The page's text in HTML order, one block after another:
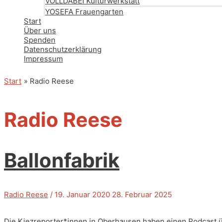
YOSEFA Frauengarten
Start
Über uns
Spenden
Datenschutzerklärung
Impressum
Start Radio Reese
Radio Reese
Ballonfabrik
Radio Reese / 19. Januar 2020 28. Februar 2025